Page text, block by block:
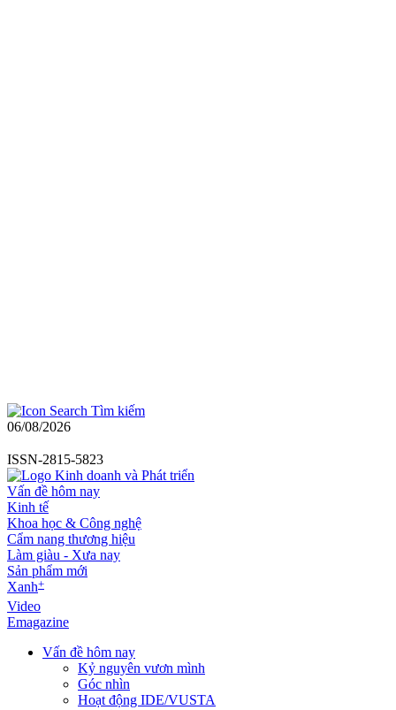
Tìm kiếm
06/08/2026
ISSN-2815-5823
Vấn đề hôm nay
Kinh tế
Khoa học & Công nghệ
Cẩm nang thương hiệu
Làm giàu - Xưa nay
Sản phẩm mới
Xanh+
Video
Emagazine
Vấn đề hôm nay
Kỷ nguyên vươn mình
Góc nhìn
Hoạt động IDE/VUSTA